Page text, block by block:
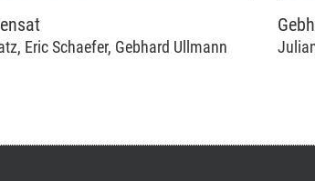
Eric Schaefer, Gebhard Ullmann Julian